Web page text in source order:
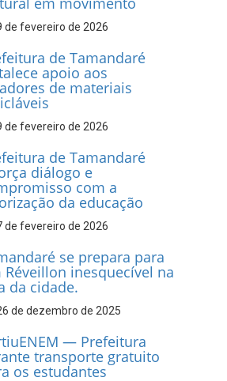
de Tamandaré
entrega de placas à
dos Taxistas Rota
Service
de fevereiro de 2026
do Frevo: patrimônio
em movimento
de fevereiro de 2026
de Tamandaré
apoio aos
de materiais